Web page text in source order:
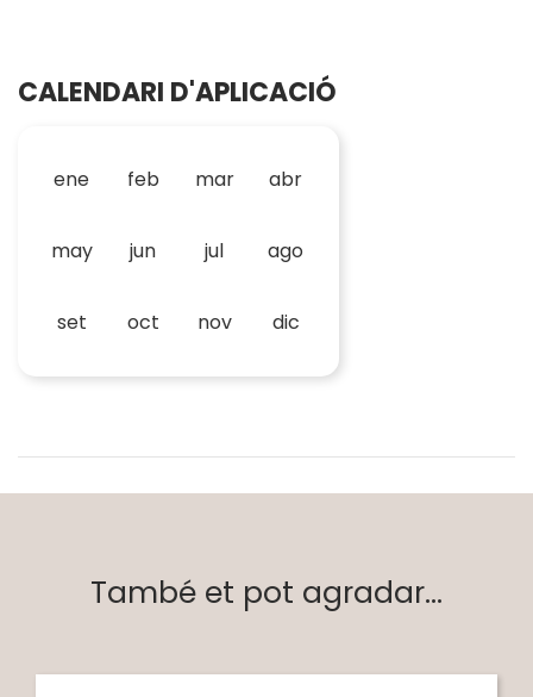
CALENDARI D'APLICACIÓ
ene feb mar abr
may jun jul ago
set oct nov dic
També et pot agradar...